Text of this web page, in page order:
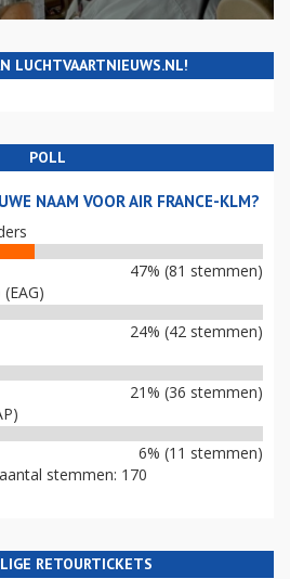
LUCHTVAARTNIEUWS.NL!
POLL
NAAM VOOR AIR FRANCE-KLM?
47% (81 stemmen)
24% (42 stemmen)
21% (36 stemmen)
6% (11 stemmen)
stemmen: 170
RETOURTICKETS